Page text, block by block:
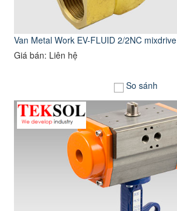
Van Metal Work EV-FLUID 2/2NC mixdrive
Giá bán: Liên hệ
So sánh